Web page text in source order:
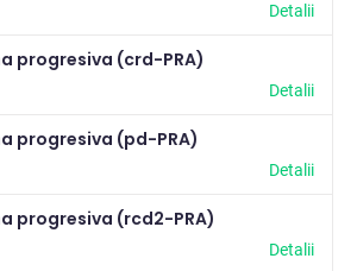
Detalii
progresiva (crd-PRA)
Detalii
progresiva (pd-PRA)
Detalii
progresiva (rcd2-PRA)
Detalii